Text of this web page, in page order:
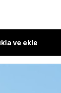
ve ekle